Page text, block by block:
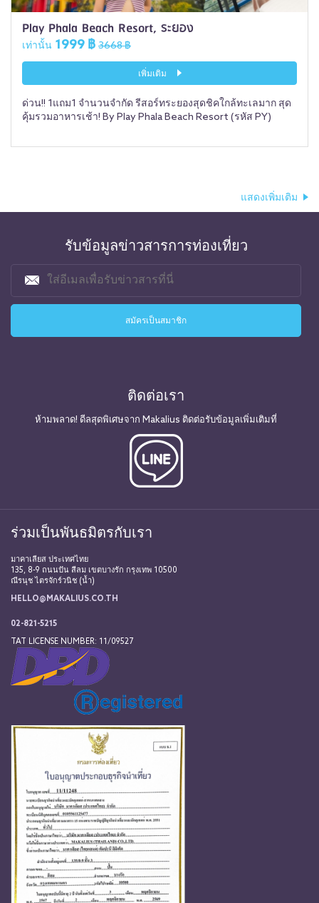
Play Phala Beach Resort, ระยอง
เท่านั้น 1999 ฿ 3668 ฿
เพิ่มเติม
ด่วน!! 1แถม1 จำนวนจำกัด รีสอร์ทระยองสุดชิคใกล้ทะเลมาก สุด
คุ้มรวมอาหารเช้า! By Play Phala Beach Resort (รหัส PY)
แสดงเพิ่มเติม
รับข้อมูลข่าวสารการท่องเที่ยว
ติดต่อเรา
ห้ามพลาด! ดีลสุดพิเศษจาก Makalius ติดต่อรับข้อมูลเพิ่มเติมที่
ร่วมเป็นพันธมิตรกับเรา
มาคาเลียส ประเทศไทย
135, 8-9 ถนนปัน สีลม เขตบางรัก กรุงเทพ 10500
ณีรนุช ไตรจักร์วนิช (น้ำ)
HELLO@MAKALIUS.CO.TH
02-821-5215
TAT LICENSE NUMBER: 11/09527